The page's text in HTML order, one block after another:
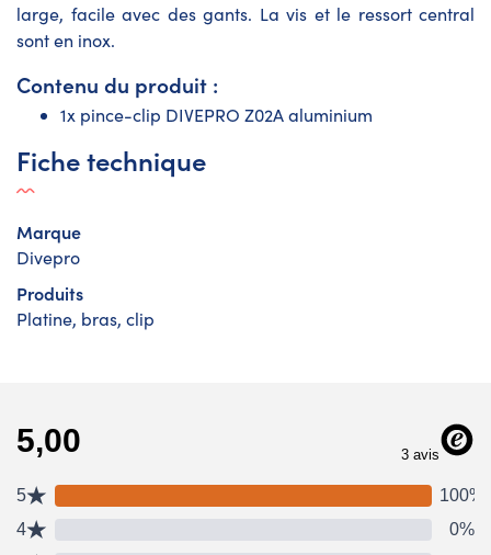
large, facile avec des gants. La vis et le ressort central
sont en inox.
Contenu du produit :
1x pince-clip DIVEPRO Z02A aluminium
Fiche technique
Marque
Divepro
Produits
Platine, bras, clip